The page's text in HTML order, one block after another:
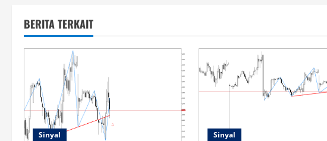
BERITA TERKAIT
Sinyal Sinyal